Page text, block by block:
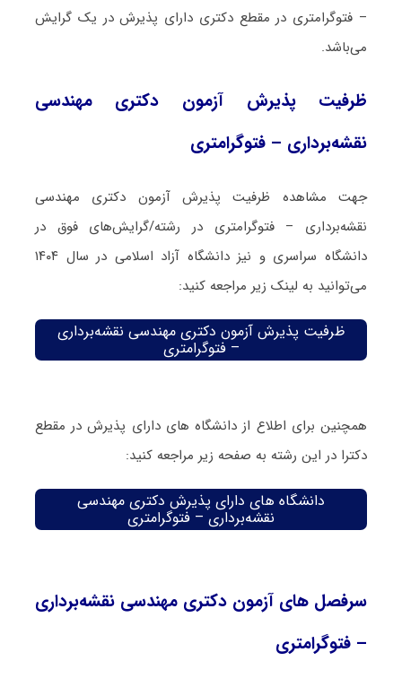
– فتوگرامتری در مقطع دکتری دارای پذیرش در یک گرایش
می‌باشد.
ظرفیت پذیرش آزمون دکتری مهندسی
نقشه‌برداری – فتوگرامتری
جهت مشاهده ظرفیت پذیرش آزمون دکتری مهندسی
نقشه‌برداری – فتوگرامتری در رشته/گرایش‌های فوق در
دانشگاه سراسری و نیز دانشگاه آزاد اسلامی در سال ۱۴۰۴
می‌توانید به لینک زیر مراجعه کنید:
ظرفیت پذیرش آزمون دکتری مهندسی نقشه‌برداری
– فتوگرامتری
همچنین برای اطلاع از دانشگاه های دارای پذیرش در مقطع
دکترا در این رشته به صفحه زیر مراجعه کنید:
دانشگاه های دارای پذیرش دکتری مهندسی
نقشه‌برداری – فتوگرامتری
سرفصل های آزمون دکتری مهندسی نقشه‌برداری
– فتوگرامتری